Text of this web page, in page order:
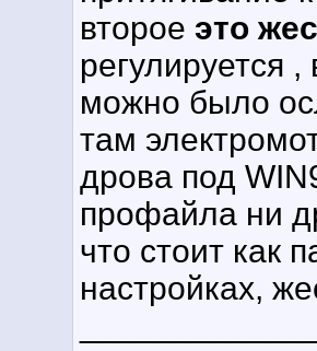
второе это
можно было
там
дрова под
профайла ни
что стоит как
настройках,